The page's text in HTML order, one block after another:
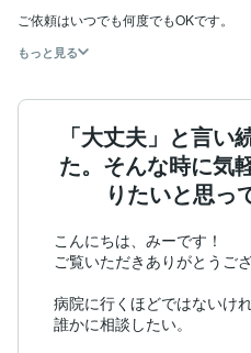
ご依頼はいつでも何度でもOKです。
もっと見る
「大丈夫」と言
た。そんな時に気
りたいと思っ
こんにちは、みーです！
ご覧いただきありがとうご
病院に行くほどではないけれ
誰かに相談したい。